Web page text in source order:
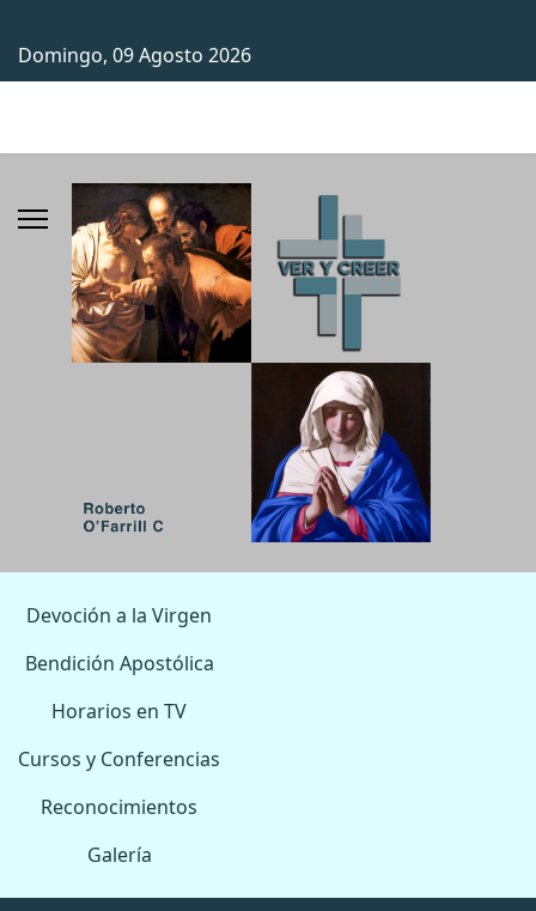
Domingo, 09 Agosto 2026
Devoción a la Virgen
Bendición Apostólica
Horarios en TV
Cursos y Conferencias
Reconocimientos
Galería